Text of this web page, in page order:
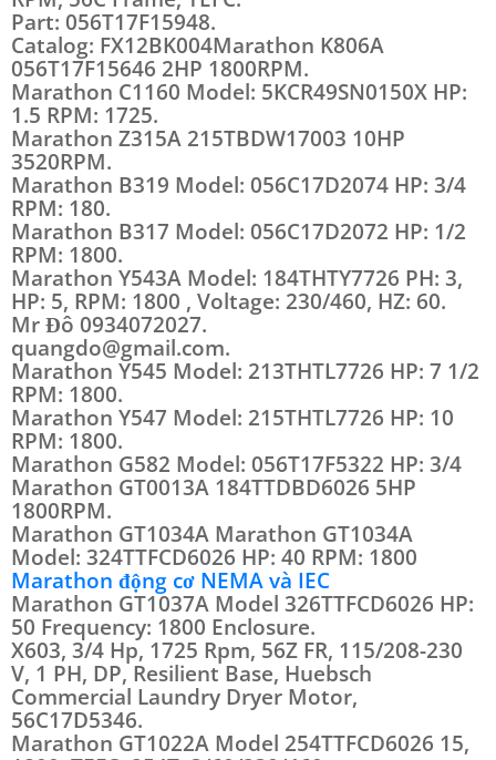
Part: 056T17F15948.
Catalog: FX12BK004Marathon K806A
056T17F15646 2HP 1800RPM.
Marathon C1160 Model: 5KCR49SN0150X HP:
1.5 RPM: 1725.
Marathon Z315A 215TBDW17003 10HP
3520RPM.
Marathon B319 Model: 056C17D2074 HP: 3/4
RPM: 180.
Marathon B317 Model: 056C17D2072 HP: 1/2
RPM: 1800.
Marathon Y543A Model: 184THTY7726 PH: 3,
HP: 5, RPM: 1800 , Voltage: 230/460, HZ: 60.
Mr Đô 0934072027.
quangdo@gmail.com.
Marathon Y545 Model: 213THTL7726 HP: 7 1/2
RPM: 1800.
Marathon Y547 Model: 215THTL7726 HP: 10
RPM: 1800.
Marathon G582 Model: 056T17F5322 HP: 3/4
Marathon GT0013A 184TTDBD6026 5HP
1800RPM.
Marathon GT1034A Marathon GT1034A
Model: 324TTFCD6026 HP: 40 RPM: 1800
Marathon động cơ NEMA và IEC
Marathon GT1037A Model 326TTFCD6026 HP:
50 Frequency: 1800 Enclosure.
X603, 3/4 Hp, 1725 Rpm, 56Z FR, 115/208-230
V, 1 PH, DP, Resilient Base, Huebsch
Commercial Laundry Dryer Motor,
56C17D5346.
Marathon GT1022A Model 254TTFCD6026 15,